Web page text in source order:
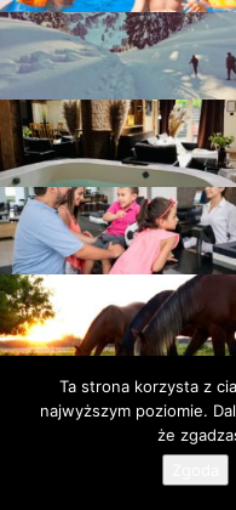
Copyrights © 2018-2025
Serwis wykorzystuje
wyrażasz zgodę na
Ta strona korzysta z
najwyższym poziomie.
że